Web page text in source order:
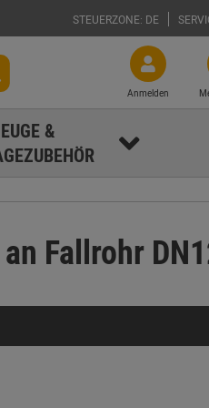
STEUERZONE: DE
Anmelden
&
Fallrohr